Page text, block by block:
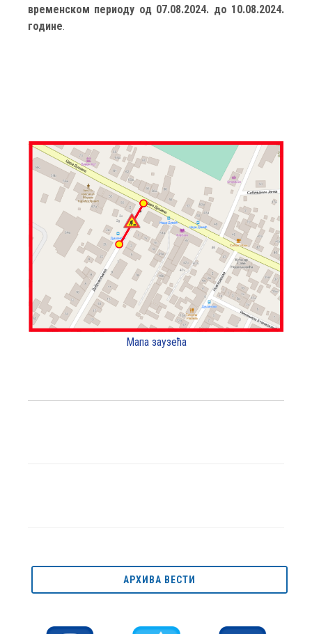
временском периоду од 07.08.2024. до 10.08.2024.
године.
Мапа заузећа
АРХИВА ВЕСТИ